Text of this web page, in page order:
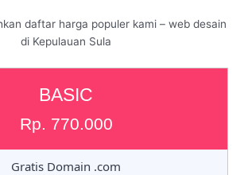
daftar harga populer kami – web desain
di Kepulauan Sula
BASIC
Rp. 770.000
Gratis Domain .com